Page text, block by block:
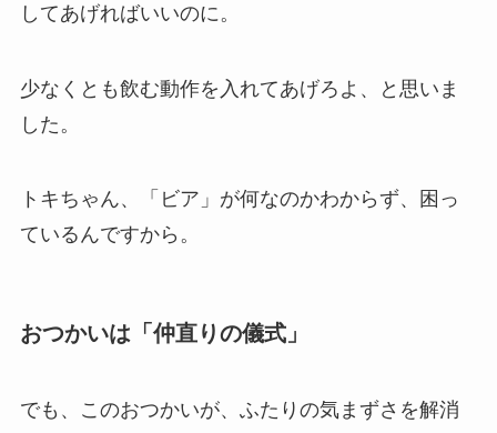
してあげればいいのに。
少なくとも飲む動作を入れてあげろよ、と思いま
した。
トキちゃん、「ビア」が何なのかわからず、困っ
ているんですから。
おつかいは「仲直りの儀式」
でも、このおつかいが、ふたりの気まずさを解消